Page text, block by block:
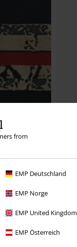
from
EMP Deutschland
EMP Norge
EMP United Kingdom
EMP Österreich